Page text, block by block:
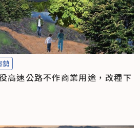
勢
高速公路不作商業用途，改種下